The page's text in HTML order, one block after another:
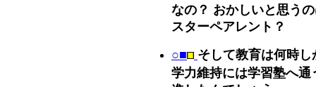
なの？ おかしいと思う
スターペアレント？
○■ そして教育は何時
学力維持には学習塾へ